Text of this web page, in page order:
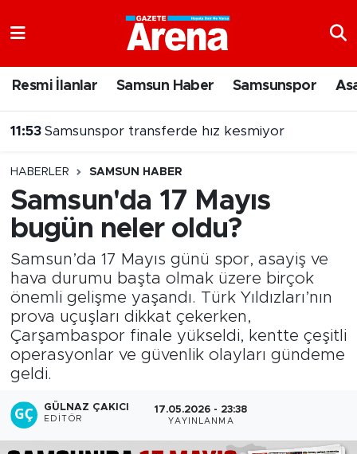
Resmi İlanlar Samsun Haber Samsunspor
11:46 Samsunspor'da Marco Grüll hareketliliği
HABERLER SAMSUN HABER
Samsun'da 17 Mayıs
bugün neler oldu?
Samsun’da 17 Mayıs günü spor, asayiş ve
hava durumu başta olmak üzere birçok
önemli gelişme yaşandı. Türk Yıldızları’nın
prova uçuşları dikkat çekerken,
Çarşambaspor finale yükseldi, kentte çeşitli
operasyonlar ve güvenlik olayları gündeme
geldi.
GÜLNAZ ÇAKICI
EDITÖR
17.05.2026 - 23:38
YAYINLANMA
Samsun Namaz Vakitleri
Süper Lig Puan Durumu ve Fikstür
Tüm Manşetler
Son Dakika Haberleri
Haber Arşivi